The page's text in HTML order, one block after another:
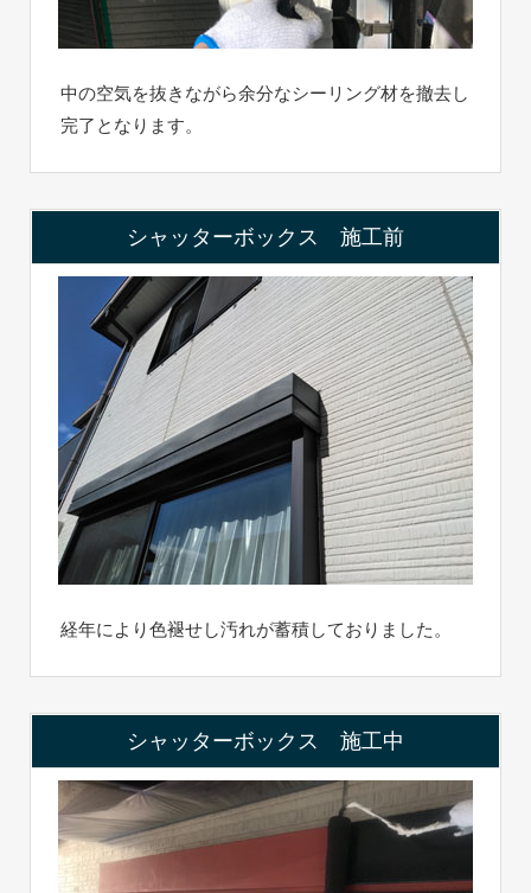
中の空気を抜きながら余分なシーリング材を撤去し
完了となります。
シャッターボックス 施工前
経年により色褪せし汚れが蓄積しておりました。
シャッターボックス 施工中